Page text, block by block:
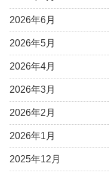
2026年6月
2026年5月
2026年4月
2026年3月
2026年2月
2026年1月
2025年12月